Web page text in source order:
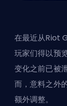
在最近从Riot
玩家们得以预
变化之前已被
而，意料之外
额外调整。